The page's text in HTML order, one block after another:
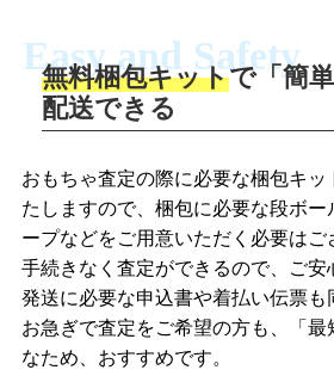
商品撮影
商品を撮影して
を送信します。
梱包キットをメールで申し込み
査定結果をメー
を申し込みます
LINEの友だち追加・査定画像を送信
「ジョニージョ
追加し、スマー
撮影したおもち
梱包キットをLINEで申し込み
査定結果をLINE
Easy and Safety
無料梱包キットで「簡
配送できる
おもちゃ査定の際に必要な梱包キッ
たしますので、梱包に必要な段ボー
ープなどをご用意いただく必要はご
手続きなく査定ができるので、ご安
発送に必要な申込書や着払い伝票も
お急ぎで査定をご希望の方も、「
なため、おすすめです。